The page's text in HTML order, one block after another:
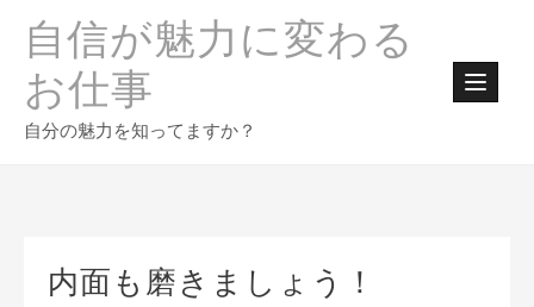
content
自信が魅力に変わる
お仕事
自分の魅力を知ってますか？
内面も磨きましょう！